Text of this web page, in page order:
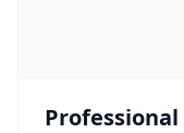
Professional